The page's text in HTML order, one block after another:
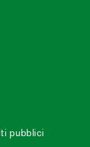
pubblici